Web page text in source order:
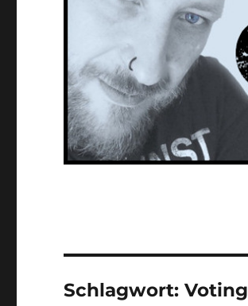
Schlagwort:Voting